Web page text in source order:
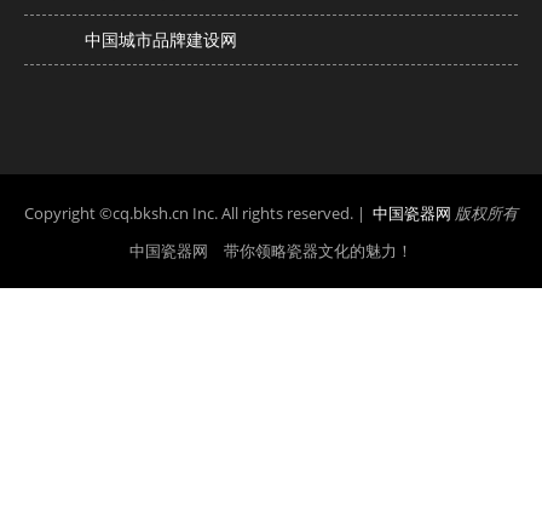
中国城市品牌建设网
Copyright ©cq.bksh.cn Inc. All rights reserved. | 中国瓷器网 版权所有
中国瓷器网 带你领略瓷器文化的魅力！